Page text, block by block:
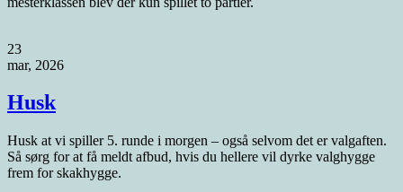
23
mar, 2026
Husk
Husk at vi spiller 5. runde i morgen – også selvom det er valgaften.
Så sørg for at få meldt afbud, hvis du hellere vil dyrke valghygge
frem for skakhygge.